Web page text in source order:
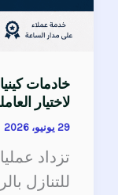
خادمات
لاختيار
29 يونيو، 2026
تزداد
للتنازل